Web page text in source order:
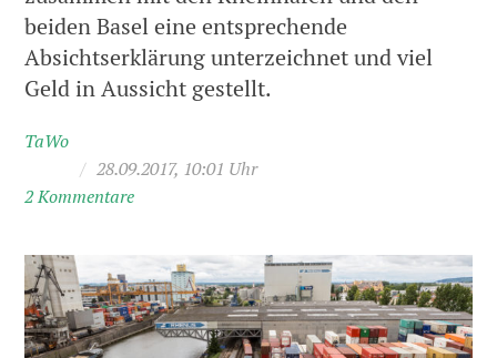
beiden Basel eine entsprechende
Absichtserklärung unterzeichnet und viel
Geld in Aussicht gestellt.
TaWo
/ 28.09.2017, 10:01 Uhr
2 Kommentare